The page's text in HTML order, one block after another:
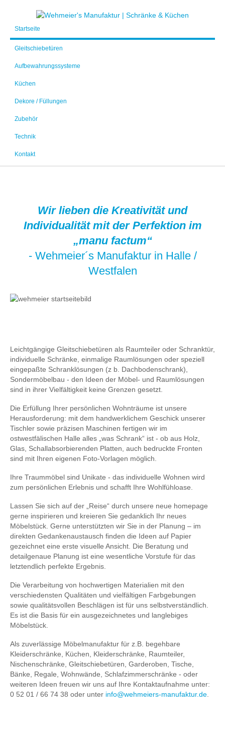
Startseite
Gleitschiebetüren
Aufbewahrungssysteme
Küchen
Dekore / Füllungen
Zubehör
Technik
Kontakt
Wir lieben die Kreativität und
Individualität mit der Perfektion im
„manu factum“
- Wehmeier´s Manufaktur in Halle /
Westfalen
Leichtgängige Gleitschiebetüren als Raumteiler oder Schranktür,
individuelle Schränke, einmalige Raumlösungen oder speziell
eingepaßte Schranklösungen (z b. Dachbodenschrank),
Sondermöbelbau - den Ideen der Möbel- und Raumlösungen
sind in ihrer Vielfältigkeit keine Grenzen gesetzt.
Die Erfüllung Ihrer persönlichen Wohnträume ist unsere
Herausforderung: mit dem handwerklichem Geschick unserer
Tischler sowie präzisen Maschinen fertigen wir im
ostwestfälischen Halle alles „was Schrank“ ist - ob aus Holz,
Glas, Schallabsorbierenden Platten, auch bedruckte Fronten
sind mit Ihren eigenen Foto-Vorlagen möglich.
Ihre Traummöbel sind Unikate - das individuelle Wohnen wird
zum persönlichen Erlebnis und schafft Ihre Wohlfühloase.
Lassen Sie sich auf der „Reise“ durch unsere neue homepage
gerne inspirieren und kreieren Sie gedanklich Ihr neues
Möbelstück. Gerne unterstützten wir Sie in der Planung – im
direkten Gedankenaustausch finden die Ideen auf Papier
gezeichnet eine erste visuelle Ansicht. Die Beratung und
detailgenaue Planung ist eine wesentliche Vorstufe für das
letztendlich perfekte Ergebnis.
Die Verarbeitung von hochwertigen Materialien mit den
verschiedensten Qualitäten und vielfältigen Farbgebungen
sowie qualitätsvollen Beschlägen ist für uns selbstverständlich.
Es ist die Basis für ein ausgezeichnetes und langlebiges
Möbelstück.
Als zuverlässige Möbelmanufaktur für z.B. begehbare
Kleiderschränke, Küchen, Kleiderschränke, Raumteiler,
Nischenschränke, Gleitschiebetüren, Garderoben, Tische,
Bänke, Regale, Wohnwände, Schlafzimmerschränke - oder
weiteren Ideen freuen wir uns auf Ihre Kontaktaufnahme unter:
0 52 01 / 66 74 38 oder unter info@wehmeiers-manufaktur.de.